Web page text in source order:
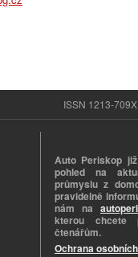
ISSN 1213-
Auto Periskop
pohled na
průmyslu z
pravidelně
nám na
kterou chcete
čtenářům.
Ochrana